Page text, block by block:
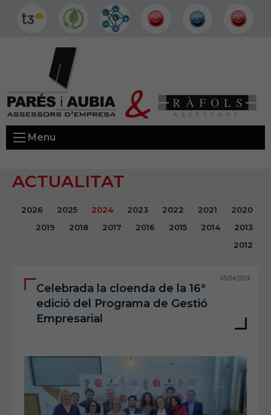
Menu
ACTUALITAT
2026 2025 2024 2023 2022 2021
2020
2019
2018 2017 2016 2015 2014
2013
2012
Celebrada la cloenda de la 16ª
edició del Programa de Gestió
Empresarial
05/04/2024